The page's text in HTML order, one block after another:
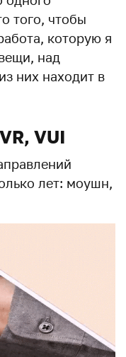
того, чтобы
которую я
над
них находит в
VUI
лет: моушн,